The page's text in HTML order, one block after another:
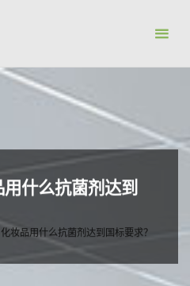
什么抗菌剂达到
妆品用什么抗菌剂达到国标要求？